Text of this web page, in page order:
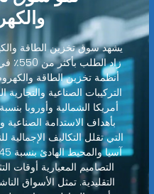
يشهد سوق تخزين الطاقة
زاد
التركيبات الصناعية
بأهداف الاستدامة الصناعية
التقليدية. تمثل الأسواق